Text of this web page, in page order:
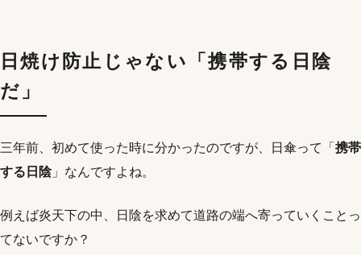
日焼け防止じゃない「携帯する日陰
だ」
三年前、初めて使った時に分かったのですが、日傘って「 携帯
する日陰」なんですよね。
例えば炎天下の中、日陰を求めて道路の端へ寄っていくことっ
てないですか？